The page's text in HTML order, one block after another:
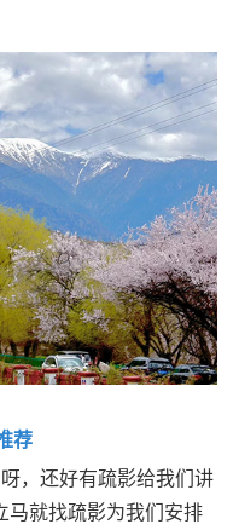
荐
，还好有疏影给我们讲
马就找疏影为我们安排